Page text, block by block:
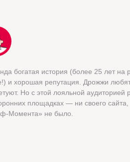
богатая история (более 25 лет на
и хорошая репутация. Дрожжи
Но с этой лояльной аудиторией
площадках — ни своего сайта,
Момента» не было.